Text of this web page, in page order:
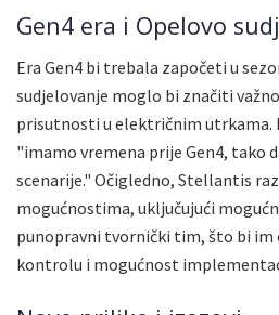
Gen4 era i Opelovo
Era Gen4 bi trebala započeti u
sudjelovanje moglo bi značiti
prisutnosti u električnim utrkama.
"imamo vremena prije Gen4, tako
scenarije." Očigledno, Stellantis
mogućnostima, uključujući
punopravni tvornički tim, što bi im
kontrolu i mogućnost